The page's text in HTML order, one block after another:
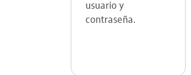
usuario y
contraseña.